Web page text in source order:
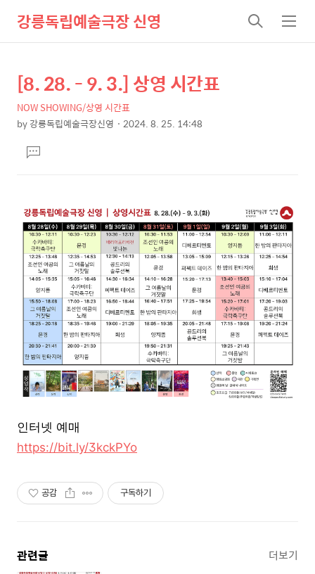
강릉독립예술극장 신영
검
색
메
뉴
상
세
컨
텐
츠
본
문
제
목
[8. 28. - 9. 3.] 상영 시간표
NOW SHOWING/상영 시간표
by강릉독립예술극장신영 2024. 8. 25. 14:48
문댓
글
인터넷 예매
https://bit.ly/3kckPYo
공감 구독하기
관련글 더보기